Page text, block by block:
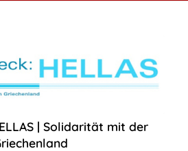
| Solidarität mit der